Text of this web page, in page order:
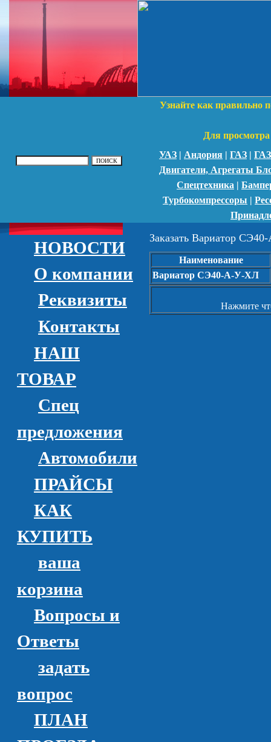
Узнайте как правильно
Для
УАЗ | Андория | ГАЗ |
Двигатели, Агрегаты
Спецтехника |
Турбокомпрессоры |
НОВОСТИ
О компании
Реквизиты
Контакты
НАШ
ТОВАР
Спец
предложения
Автомобили
ПРАЙСЫ
КАК
КУПИТЬ
ваша
корзина
Вопросы и
Ответы
задать
вопрос
ПЛАН
Заказать Вариатор
Наименование
Вариатор СЭ40-А-У-ХЛ
Нажмите